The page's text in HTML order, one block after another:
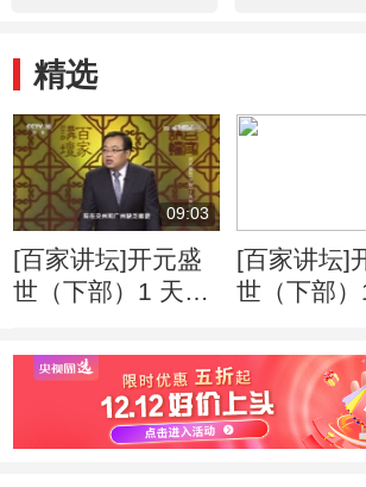
精选
09:03
[百家讲坛]开元盛
世（下部）1 天宝
还有哪些缺点
[百家讲坛]
世（下部
的毛病